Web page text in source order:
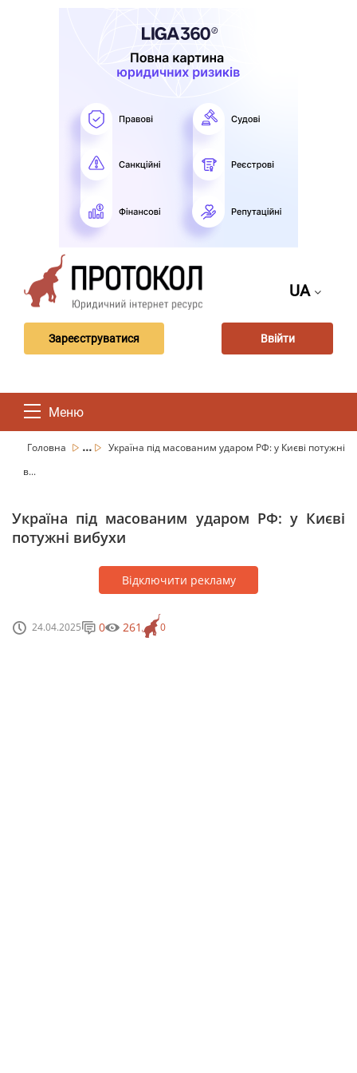
UA
Зареєструватися Ввійти
Меню
Головна ...
Україна під масованим ударом РФ: у Києві потужні
в...
Україна під масованим ударом РФ: у Києві
потужні вибухи
Відключити рекламу
24.04.2025 0
0 261